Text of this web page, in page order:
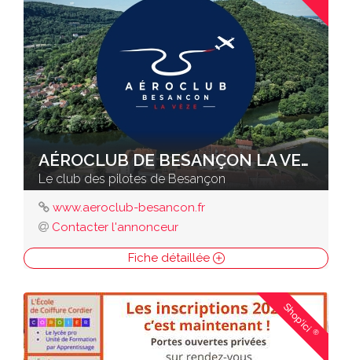
AÉROCLUB DE BESANÇON LA VEZE
Le club des pilotes de Besançon
www.aeroclub-besancon.fr
Contacter l'annonceur
Fiche détaillée
Shop'ici®